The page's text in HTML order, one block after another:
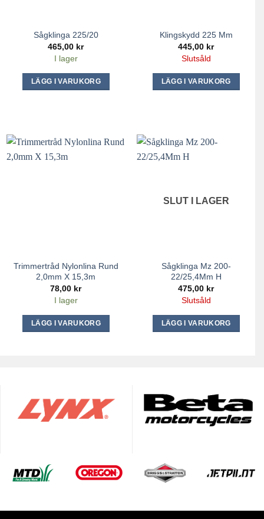
Sågklinga 225/20
465,00 kr
I lager
LÄGG I VARUKORG
Klingskydd 225 Mm
445,00 kr
Slutsåld
LÄGG I VARUKORG
Trimmertråd Nylonlina Rund
2,0mm X 15,3m
78,00 kr
I lager
LÄGG I VARUKORG
SLUT I LAGER
Sågklinga Mz 200-
22/25,4Mm H
475,00 kr
Slutsåld
LÄGG I VARUKORG